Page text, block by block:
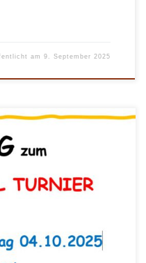
am9. September 2025
zusammen gelost und
verbindlich an bei… Petra